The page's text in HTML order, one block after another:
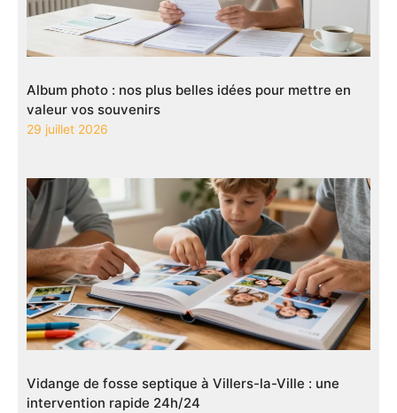
Album photo : nos plus belles idées pour mettre en
valeur vos souvenirs
29 juillet 2026
Vidange de fosse septique à Villers-la-Ville : une
intervention rapide 24h/24